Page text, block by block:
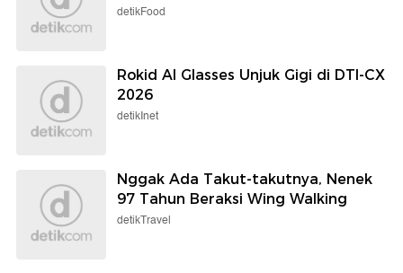
detikFood
Rokid AI Glasses Unjuk Gigi di DTI-CX
2026
detikInet
Nggak Ada Takut-takutnya, Nenek
97 Tahun Beraksi Wing Walking
detikTravel